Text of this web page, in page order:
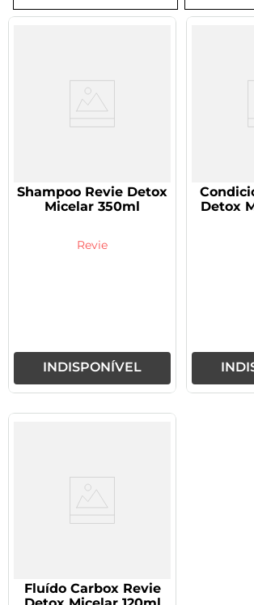
8º
tadalafila 5mg
Shampoo Revie Detox
Micelar 350ml
Revie
INDISPONÍVEL
Detox
Fluído Carbox Revie